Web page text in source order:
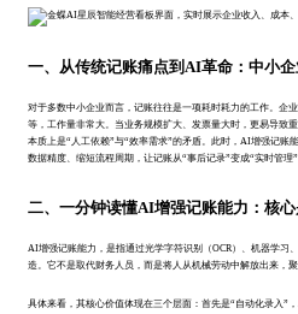
一、从传统记账痛点到AI革命：中小
对于多数中小企业而言，记账往往是一项耗时耗力的工作。企
等，工作量非常大。当业务规模扩大、发票量大时，更易导致
本质上是“人工依赖”与“效率需求”的矛盾。此时，AI增强记账
数据精度、缩短流程周期，让记账从“事后记录”变成“实时管理
二、一分钟读懂AI增强记账能力：核
AI增强记账能力，是指通过光学字符识别（OCR）、机器学习
造。它不是取代财务人员，而是将人从机械劳动中解放出来，
具体来看，其核心价值体现在三个层面：首先是“自动化录入”